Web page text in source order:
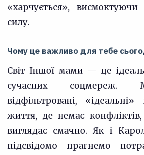
«харчується»,
силу.
Чому це важливо для тебе
Світ Іншої мами — це
сучасних соцмереж.
відфільтровані, «ідеальні»
життя, де немає
виглядає смачно. Як і
підсвідомо прагнемо